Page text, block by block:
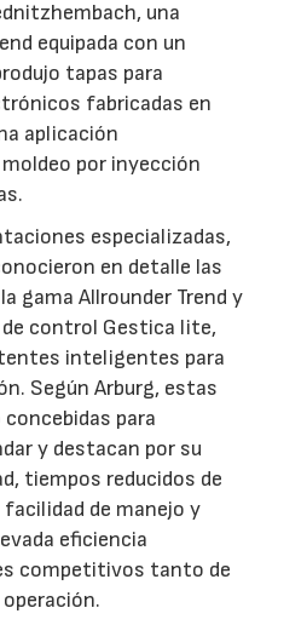
una
equipada con un
tapas para
fabricadas en
aplicación
por inyección
especializadas,
en detalle las
gama Allrounder Trend y
control Gestica lite,
inteligentes para
Según Arburg, estas
para
y destacan por su
tiempos reducidos de
de manejo y
eficiencia
competitivos tanto de